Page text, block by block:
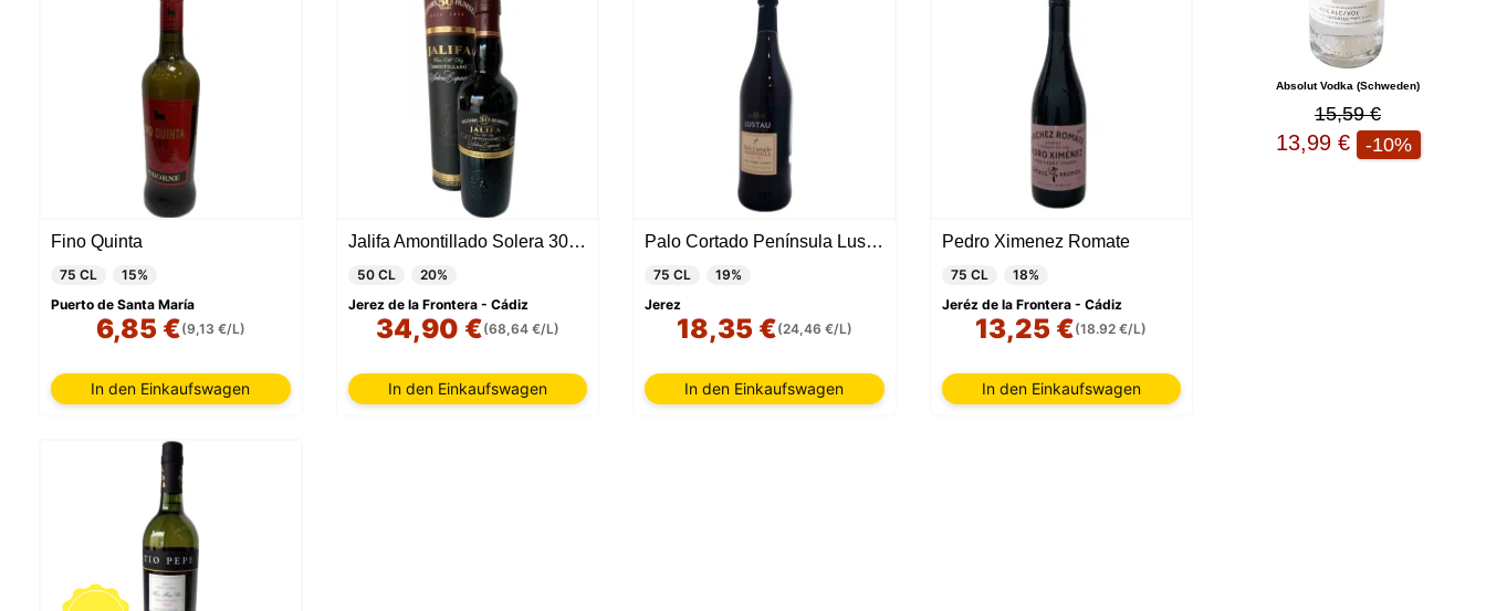
Fino Quinta
75 CL
15%
Puerto de Santa María
6,85 €(9,13 €/L)
In den Einkaufswagen
Jalifa Amontillado Solera 30 Jahre
50 CL
20%
Jerez de la Frontera - Cádiz
34,90 €(68,64 €/L)
In den Einkaufswagen
Palo Cortado Península Lustau
75 CL
19%
Jerez
18,35 €(24,46 €/L)
In den Einkaufswagen
Pedro Ximenez Romate
75 CL
18%
Jeréz de la Frontera - Cádiz
13,25 €(18.92 €/L)
In den Einkaufswagen
Absolut Vodka (Schweden)
15,59 €
13,99 € -10%